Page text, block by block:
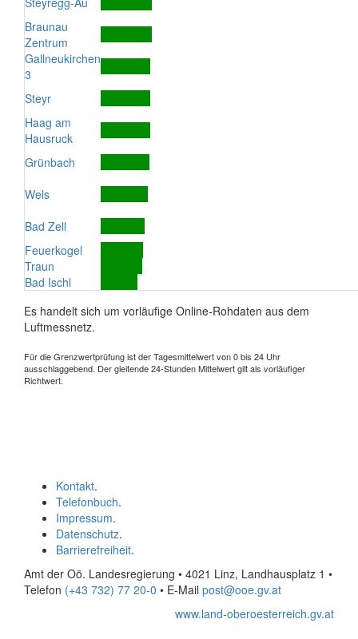
Braunau
Zentrum
Gallneukirchen
3
Steyr
Haag am
Hausruck
Grünbach
Wels
Bad Zell
Feuerkogel
Traun
Bad Ischl
Es handelt sich um vorläufige Online-Rohdaten aus dem
Luftmessnetz.
Für die Grenzwertprüfung ist der Tagesmittelwert von 0 bis 24 Uhr
ausschlaggebend. Der gleitende 24-Stunden Mittelwert gilt als vorläufiger
Richtwert.
Kontakt.
Telefonbuch.
Impressum.
Datenschutz.
Barrierefreiheit.
Amt der Oö. Landesregierung • 4021 Linz, Landhausplatz 1 •
Telefon (+43 732) 77 20-0 • E-Mail post@ooe.gv.at
www.land-oberoesterreich.gv.at